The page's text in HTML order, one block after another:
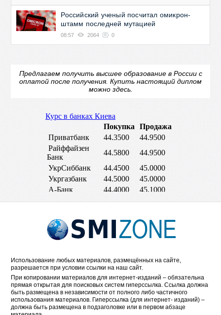
Российский ученый посчитал омикрон-
штамм последней мутацией
08:57 2064 0
Предлагаем получить высшее образование в России с
оплатой после получения. Купить настоящий диплом
можно здесь.
Использование любых материалов, размещённых на сайте,
разрешается при условии ссылки на наш сайт.
При копировании материалов для интернет-изданий – обязательна
прямая открытая для поисковых систем гиперссылка. Ссылка должна
быть размещена в независимости от полного либо частичного
использования материалов. Гиперссылка (для интернет- изданий) –
должна быть размещена в подзаголовке или в первом абзаце